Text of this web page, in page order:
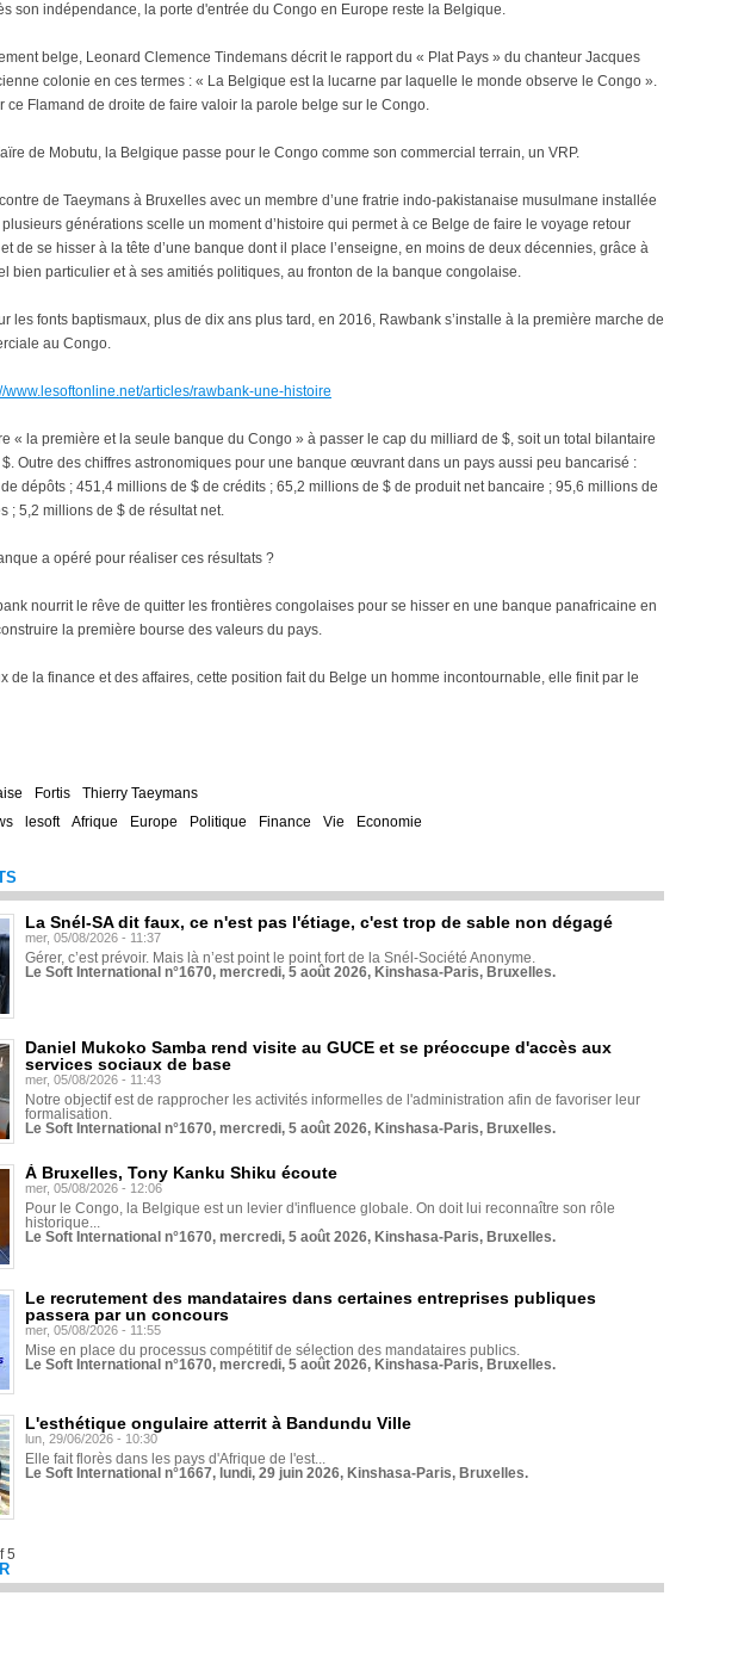
son indépendance, la porte d'entrée du Congo en Europe reste la Belgique.
belge, Leonard Clemence Tindemans décrit le rapport du « Plat Pays » du chanteur Jacques
colonie en ces termes : « La Belgique est la lucarne par laquelle le monde observe le Congo ».
ce Flamand de droite de faire valoir la parole belge sur le Congo.
de Mobutu, la Belgique passe pour le Congo comme son commercial terrain, un VRP.
de Taeymans à Bruxelles avec un membre d’une fratrie indo-pakistanaise musulmane installée
générations scelle un moment d’histoire qui permet à ce Belge de faire le voyage retour
de se hisser à la tête d’une banque dont il place l’enseigne, en moins de deux décennies, grâce à
bien particulier et à ses amitiés politiques, au fronton de la banque congolaise.
les fonts baptismaux, plus de dix ans plus tard, en 2016, Rawbank s’installe à la première marche de
au Congo.
www.lesoftonline.net/articles/rawbank-une-histoire
« la première et la seule banque du Congo » à passer le cap du milliard de $, soit un total bilantaire
Outre des chiffres astronomiques pour une banque œuvrant dans un pays aussi peu bancarisé :
dépôts ; 451,4 millions de $ de crédits ; 65,2 millions de $ de produit net bancaire ; 95,6 millions de
; 5,2 millions de $ de résultat net.
a opéré pour réaliser ces résultats ?
nourrit le rêve de quitter les frontières congolaises pour se hisser en une banque panafricaine en
la première bourse des valeurs du pays.
de la finance et des affaires, cette position fait du Belge un homme incontournable, elle finit par le
Fortis
Thierry Taeymans
lesoft Afrique Europe Politique Finance Vie Economie
La Snél-SA dit faux, ce n'est pas l'étiage, c'est trop de sable non dégagé
mer, 05/08/2026 - 11:37
Gérer, c’est prévoir. Mais là n’est point le point fort de la Snél-Société Anonyme.
Le Soft International n°1670, mercredi, 5 août 2026, Kinshasa-Paris, Bruxelles.
Daniel Mukoko Samba rend visite au GUCE et se préoccupe d'accès aux
services sociaux de base
mer, 05/08/2026 - 11:43
Notre objectif est de rapprocher les activités informelles de l'administration afin de favoriser leur
formalisation.
Le Soft International n°1670, mercredi, 5 août 2026, Kinshasa-Paris, Bruxelles.
À Bruxelles, Tony Kanku Shiku écoute
mer, 05/08/2026 - 12:06
Pour le Congo, la Belgique est un levier d'influence globale. On doit lui reconnaître son rôle
historique...
Le Soft International n°1670, mercredi, 5 août 2026, Kinshasa-Paris, Bruxelles.
Le recrutement des mandataires dans certaines entreprises publiques
passera par un concours
mer, 05/08/2026 - 11:55
Mise en place du processus compétitif de sélection des mandataires publics.
Le Soft International n°1670, mercredi, 5 août 2026, Kinshasa-Paris, Bruxelles.
L'esthétique ongulaire atterrit à Bandundu Ville
lun, 29/06/2026 - 10:30
Elle fait florès dans les pays d'Afrique de l'est...
Le Soft International n°1667, lundi, 29 juin 2026, Kinshasa-Paris, Bruxelles.
5